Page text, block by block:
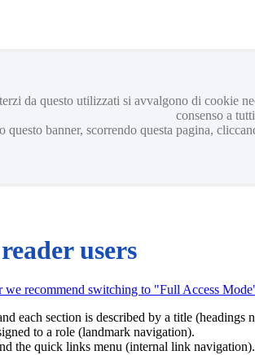
da questo utilizzati si avvalgono di cookie
consenso a
questo banner, scorrendo questa pagina,
users
we recommend switching to "Full Access
each section is described by a title (headings
to a role (landmark navigation).
the quick links menu (internal link